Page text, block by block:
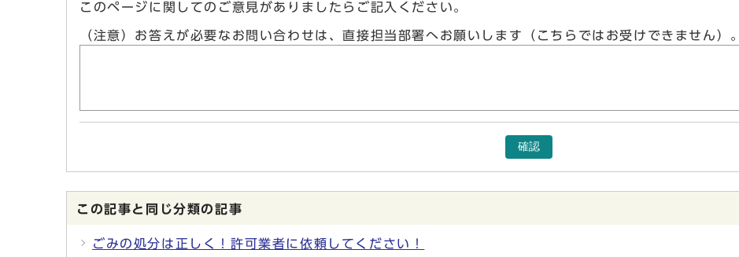
このページに関してのご意見がありましたらご記入ください。
（注意）お答えが必要なお問い合わせは、直接担当部署へお願いします（こちらではお受けできません）。
確認
この記事と同じ分類の記事
ごみの処分は正しく！許可業者に依頼してください！